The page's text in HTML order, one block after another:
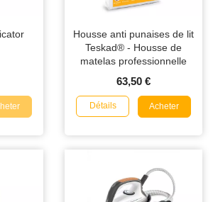
Housse anti punaises de lit
Teskad® - Housse de
matelas professionnelle
63,50 €
Détails Acheter